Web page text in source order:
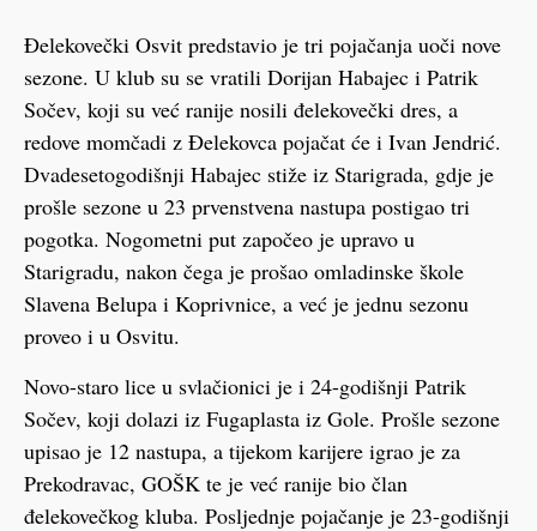
Đelekovečki Osvit predstavio je tri pojačanja uoči nove
sezone. U klub su se vratili Dorijan Habajec i Patrik
Sočev, koji su već ranije nosili đelekovečki dres, a
redove momčadi z Đelekovca pojačat će i Ivan Jendrić.
Dvadesetogodišnji Habajec stiže iz Starigrada, gdje je
prošle sezone u 23 prvenstvena nastupa postigao tri
pogotka. Nogometni put započeo je upravo u
Starigradu, nakon čega je prošao omladinske škole
Slavena Belupa i Koprivnice, a već je jednu sezonu
proveo i u Osvitu.
Novo-staro lice u svlačionici je i 24-godišnji Patrik
Sočev, koji dolazi iz Fugaplasta iz Gole. Prošle sezone
upisao je 12 nastupa, a tijekom karijere igrao je za
Prekodravac, GOŠK te je već ranije bio član
đelekovečkog kluba. Posljednje pojačanje je 23-godišnji